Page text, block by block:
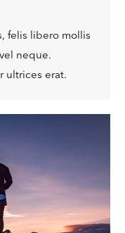
felis libero mollis
neque.
ultrices erat.